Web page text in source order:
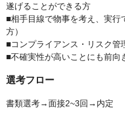
遂げることができる方
■相手目線で物事を考え、実行
方）
■コンプライアンス・リスク管
■不確実性が高いことにも前向
選考フロー
書類選考→面接2~3回→内定